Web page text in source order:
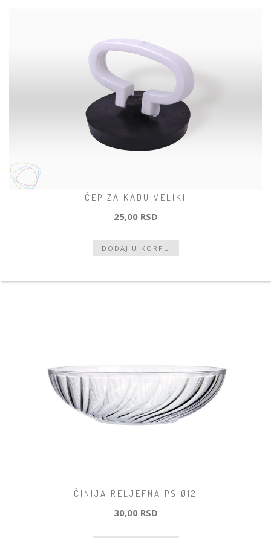
ČEP ZA KADU VELIKI
25,00 RSD
ČINIJA RELJEFNA PS Ø12
30,00 RSD